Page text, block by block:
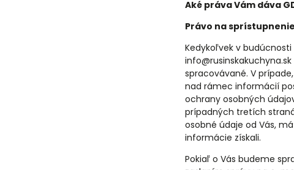
Aké práva Vám dáva
Právo na
Kedykoľvek v
spracovávané. V
nad rámec informácií
ochrany osobných
prípadných tretích
osobné údaje od Vás,
informácie získali.
Pokiaľ o Vás budeme